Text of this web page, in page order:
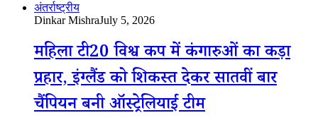
अंतर्राष्ट्रीय
Dinkar MishraJuly 5, 2026
महिला टी20 विश्व कप में कंगारुओं का कड़ा
प्रहार, इंग्लैंड को शिकस्त देकर सातवीं बार
चैंपियन बनी ऑस्ट्रेलियाई टीम